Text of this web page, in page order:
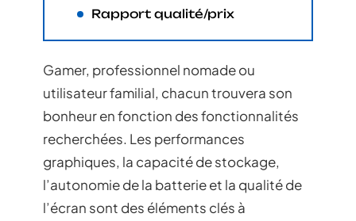
Rapport qualité/prix
Gamer, professionnel nomade ou
utilisateur familial, chacun trouvera son
bonheur en fonction des fonctionnalités
recherchées. Les performances
graphiques, la capacité de stockage,
l’autonomie de la batterie et la qualité de
l’écran sont des éléments clés à